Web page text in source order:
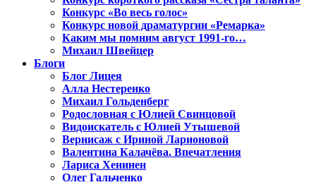
Конкурс «Во весь голос»
Конкурс новой драматургии «Ремарка»
Каким мы помним август 1991-го…
Михаил Швейцер
Блоги
Блог Лицея
Алла Нестеренко
Михаил Гольденберг
Родословная с Юлией Свинцовой
Видоискатель с Юлией Утышевой
Вернисаж с Ириной Ларионовой
Валентина Калачёва. Впечатления
Лариса Хенинен
Олег Гальченко